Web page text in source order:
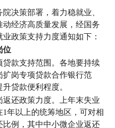
决策部署，着力稳就业、
经济高质量发展，经国务
政策支持力度通知如下：
位
款支持范围。 各地要持续
岗专项贷款合作银行范
贷款便利程度。
还政策力度。 上年末失业
年以上的统筹地区，可对相
例，其中中小微企业返还